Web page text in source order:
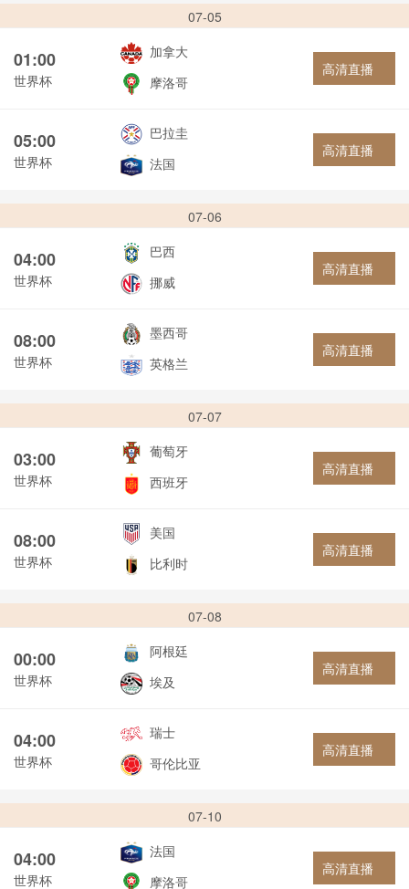
07-05
01:00
世界杯
加拿大
摩洛哥
高清直播
05:00
世界杯
巴拉圭
法国
高清直播
07-06
04:00
世界杯
巴西
挪威
高清直播
08:00
世界杯
墨西哥
英格兰
高清直播
07-07
03:00
世界杯
葡萄牙
西班牙
高清直播
08:00
世界杯
美国
比利时
高清直播
07-08
00:00
世界杯
阿根廷
埃及
高清直播
04:00
世界杯
瑞士
哥伦比亚
高清直播
07-10
04:00
世界杯
法国
摩洛哥
高清直播